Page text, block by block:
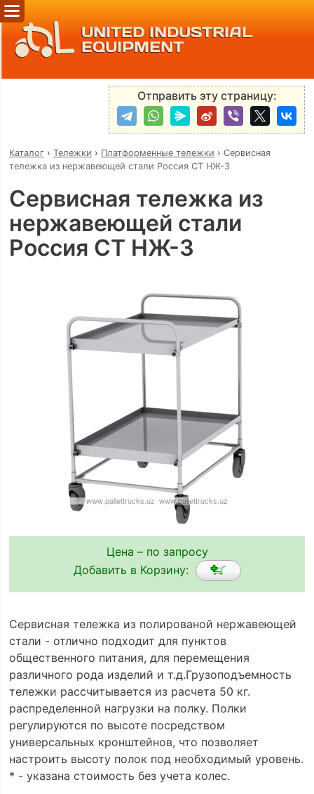
UNITED INDUSTRIAL
EQUIPMENT
Отправить эту страницу:
Каталог› Тележки › Платформенные тележки › Сервисная
тележка из нержавеющей стали Россия СТ НЖ-3
Сервисная тележка из
нержавеющей стали
Россия СТ НЖ-3
Цена – по запросу
Добавить в Корзину:
Сервисная тележка из полированой нержавеющей
стали - отлично подходит для пунктов
общественного питания, для перемещения
различного рода изделий и т.д.Грузоподъемность
тележки рассчитывается из расчета 50 кг.
распределенной нагрузки на полку. Полки
регулируются по высоте посредством
универсальных кронштейнов, что позволяет
настроить высоту полок под необходимый уровень.
* - указана стоимость без учета колес.